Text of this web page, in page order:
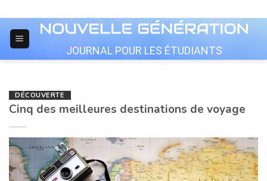
to
content
JOURNAL POUR LES ÉTUDIANTS
DÉCOUVERTE
Cinq des meilleures destinations de voyage